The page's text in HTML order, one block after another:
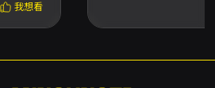
即顯露優越的音樂才能，三歲
我想看